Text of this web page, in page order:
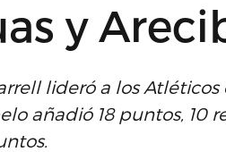
y
lideró a los
añadió 18 puntos, 10